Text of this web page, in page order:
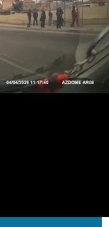
sürücü